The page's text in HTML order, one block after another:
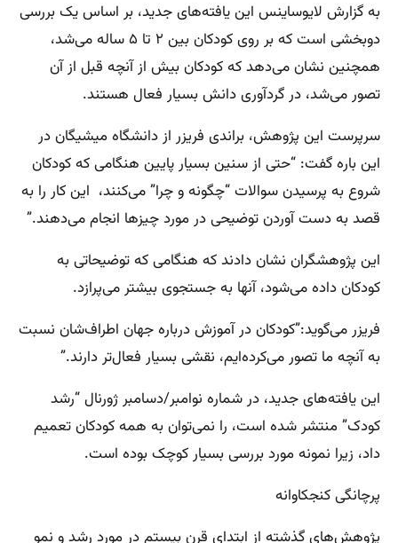
به گزارش لایوساینس این یافته‌های جدید،‌ بر اساس یک بررسی
دوبخشی است که بر روی کودکان بین ۲ تا ۵ ساله می‌شد،‌
همچنین نشان می‌دهد که کودکان بیش از آنچه قبل از آن
تصور می‌شد، در گردآوری دانش بسیار فعال هستند.
سرپرست این پژوهش، براندی فریزر از دانشگاه میشیگان در
این باره گفت: “حتی از سنین بسیار پایین هنگامی که کودکان
شروع به پرسیدن سوالات “چگونه و چرا” می‌کنند، این کار را به
قصد به دست آوردن توضیحی در مورد چیزها انجام می‌دهند.”
این پژوهشگران نشان دادند که هنگامی که توضیحاتی به
کودکان داده می‌شود، آنها به جستجوی بیشتر می‌پرازد.
فریزر می‌گوید:‌”کودکان در آموزش درباره جهان اطراف‌شان نسبت
به آنچه ما تصور می‌کرده‌ایم، نقشی بسیار فعال‌‌تر دارند.”
این یافته‌های جدید، در شماره نوامبر/دسامبر ژورنال “رشد
کودک” منتشر شده است، را نمی‌توان به همه کودکان تعمیم
داد، زیرا نمونه مورد بررسی بسیار کوچک بوده است.
پرچانگی کنجکاوانه
پژوهش‌های گذشته از ابتدای قرن بیستم در مورد رشد و نمو